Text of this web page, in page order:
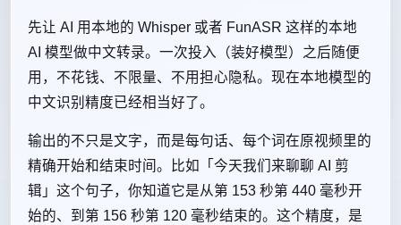
先让 AI 用本地的 Whisper 或者 FunASR 这样的本地
AI 模型做中文转录。一次投入（装好模型）之后随便
用，不花钱、不限量、不用担心隐私。现在本地模型的
中文识别精度已经相当好了。
输出的不只是文字，而是每句话、每个词在原视频里的
精确开始和结束时间。比如「今天我们来聊聊 AI 剪
辑」这个句子，你知道它是从第 153 秒第 440 毫秒开
始的、到第 156 秒第 120 毫秒结束的。这个精度，是